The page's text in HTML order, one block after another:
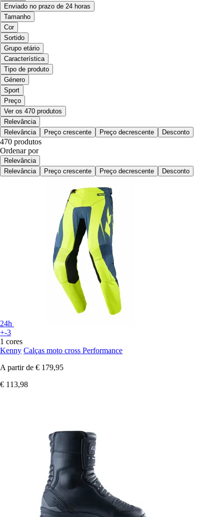
Enviado no prazo de 24 horas
Tamanho
Cor
Sortido
Grupo etário
Característica
Tipo de produto
Género
Sport
Preço
Ver os 470 produtos
Relevância
Relevância
Preço crescente Preço decrescente Desconto
470 produtos
Ordenar por
Relevância
Relevância
Preço crescente Preço decrescente Desconto
24h
+-3
1 cores
Kenny Calças moto cross Performance
A partir de € 179,95
€ 113,98